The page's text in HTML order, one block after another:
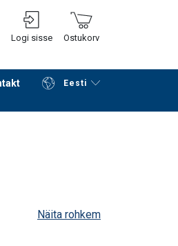
Logi sisse Ostukorv
Eesti
Edasi ostukorvi
Näita rohkem